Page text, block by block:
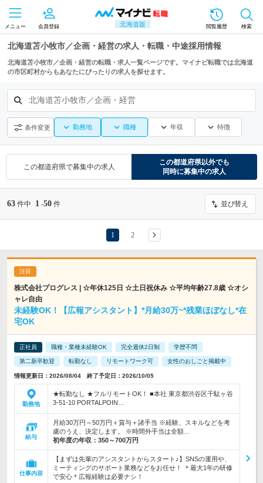
北海道版
メニュー 会員登録 閲覧履歴 検索
北海道苫小牧市／企画・経営の求人・転職・中途採用情報
北海道苫小牧市／企画・経営の転職・求人一覧ページです。マイナビ転職では北海道
の市区町村からもあなたにぴったりの求人を探せます。
北海道苫小牧市／企画・経営
条件変更 勤務地 職種 年収 特徴
この都道府県で募集中の求人
この都道府県以外でも
同時に募集中の求人
63 件中 1 -50 件 並び替え
1 2
株式会社プログレス | ☆年休125日 ☆土日祝休み ☆平均年齢27.8歳 ☆オシ
ャレ自由
未経験OK！【広報アシスタント】*月給30万~*残業ほぼなし*在
宅OK
正社員 職種・業種未経験OK 完全週休2日制 学歴不問
第二新卒歓迎 転勤なし リモートワーク可 女性のおしごと掲載中
情報更新日：2026/08/04 終了予定日：2026/10/05
勤務地
★転勤なし ★フルリモートOK！ ■本社 東京都渋谷区千駄ヶ谷
3-51-10 PORTALPOIN…
給与
月給30万円～50万円＋賞与＋諸手当 ※経験、スキルなどを考
慮のうえ、決定します。 ※時間外手当は全額…
初年度の年収： 350～700万円
仕事内容
【まずは先輩のアシスタントからスタート♪】SNSの運用や、
ミーティングのサポート業務などをお任せ！ ＊最大1年の研修
で安心＊広報経験は必要ナシ！